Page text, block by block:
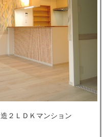
２ＬＤＫマンション